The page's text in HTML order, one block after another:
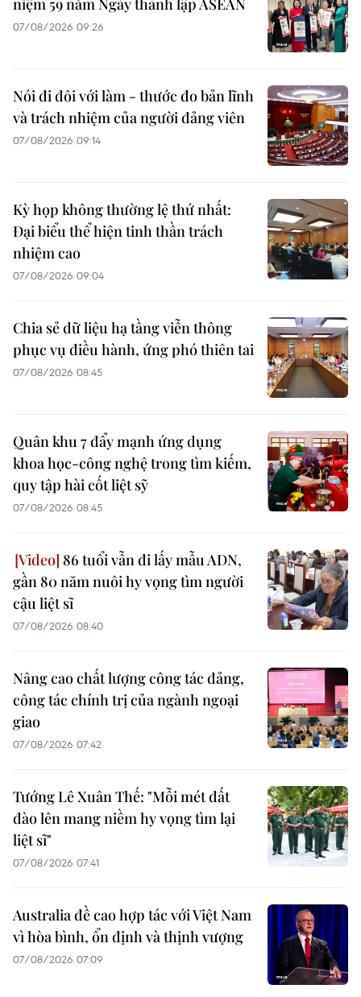
07/08/2026 09:26
Nói đi đôi với làm - thước đo bản lĩnh
và trách nhiệm của người đảng viên
07/08/2026 09:14
Kỳ họp không thường lệ thứ nhất:
Đại biểu thể hiện tinh thần trách
nhiệm cao
07/08/2026 09:04
Chia sẻ dữ liệu hạ tầng viễn thông
phục vụ điều hành, ứng phó thiên tai
07/08/2026 08:45
Quân khu 7 đẩy mạnh ứng dụng
khoa học-công nghệ trong tìm kiếm,
quy tập hài cốt liệt sỹ
07/08/2026 08:45
86 tuổi vẫn đi lấy mẫu ADN,
gần 80 năm nuôi hy vọng tìm người
cậu liệt sĩ
07/08/2026 08:40
Nâng cao chất lượng công tác đảng,
công tác chính trị của ngành ngoại
giao
07/08/2026 07:42
Tướng Lê Xuân Thế: "Mỗi mét đất
đào lên mang niềm hy vọng tìm lại
liệt sĩ"
07/08/2026 07:41
Australia đề cao hợp tác với Việt Nam
vì hòa bình, ổn định và thịnh vượng
07/08/2026 07:09